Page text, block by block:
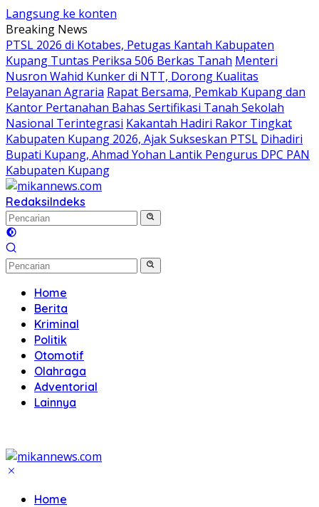
Langsung ke konten
Breaking News
PTSL 2026 di Kotabes, Petugas Kantah Kabupaten
Kupang Tuntas Periksa 506 Berkas Tanah Menteri
Nusron Wahid Kunker di NTT, Dorong Kualitas
Pelayanan Agraria Rapat Bersama, Pemkab Kupang dan
Kantor Pertanahan Bahas Sertifikasi Tanah Sekolah
Nasional Terintegrasi Kakantah Hadiri Rakor Tingkat
Kabupaten Kupang 2026, Ajak Sukseskan PTSL Dihadiri
Bupati Kupang, Ahmad Yohan Lantik Pengurus DPC PAN
Kabupaten Kupang
RedaksiIndeks
Home
Berita
Kriminal
Politik
Otomotif
Olahraga
Adventorial
Lainnya
Home